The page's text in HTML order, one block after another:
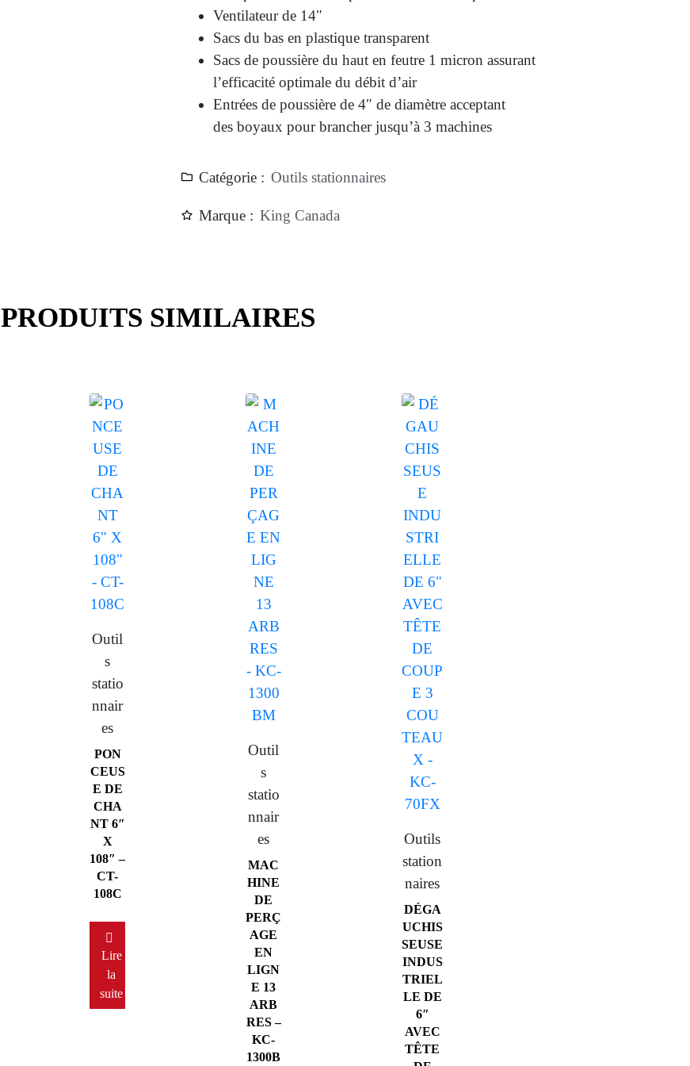
Ventilateur de 14″
Sacs du bas en plastique transparent
Sacs de poussière du haut en feutre 1 micron assurant
l’efficacité optimale du débit d’air
Entrées de poussière de 4″ de diamètre acceptant
des boyaux pour brancher jusqu’à 3 machines
Catégorie : Outils stationnaires
Marque : King Canada
PRODUITS SIMILAIRES
Outil
s
statio
nnair
es
PON
CEUS
E DE
CHA
NT 6″
X
108″ –
CT-
108C
Lire
la
suite
Outil
s
statio
nnair
es
MAC
HINE
DE
PERÇ
AGE
EN
LIGN
E 13
ARB
RES –
KC-
1300B
Outils
station
naires
DÉGA
UCHIS
SEUSE
INDUS
TRIEL
LE DE
6″
AVEC
TÊTE